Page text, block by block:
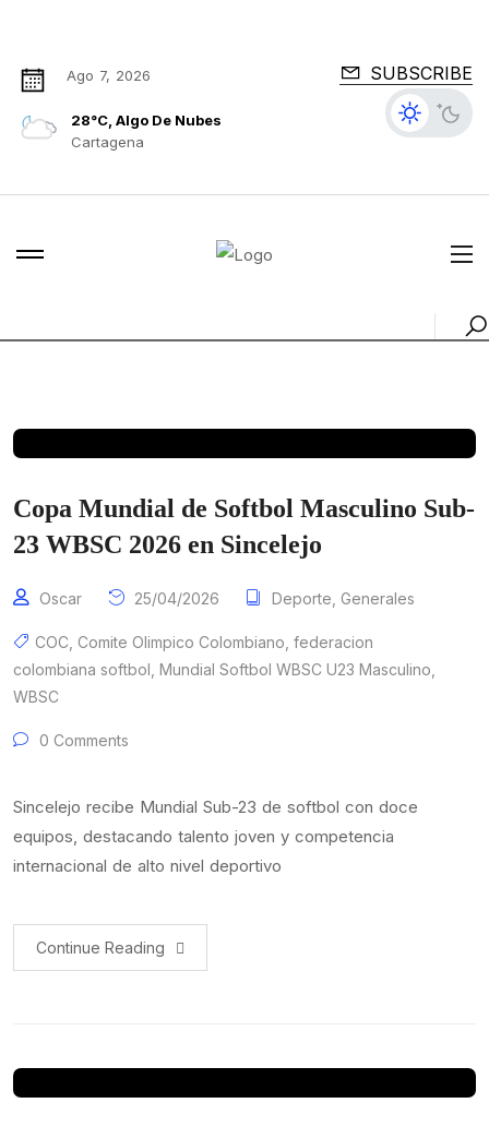
Ago 7, 2026
28°C, Algo De Nubes
Cartagena
SUBSCRIBE
Copa Mundial de Softbol Masculino Sub-
23 WBSC 2026 en Sincelejo
Oscar 25/04/2026 Deporte Generales
COC Comite Olimpico Colombiano federacion
colombiana softbol Mundial Softbol WBSC U23 Masculino
WBSC
0 Comments
Sincelejo recibe Mundial Sub-23 de softbol con doce
equipos, destacando talento joven y competencia
internacional de alto nivel deportivo
Continue Reading